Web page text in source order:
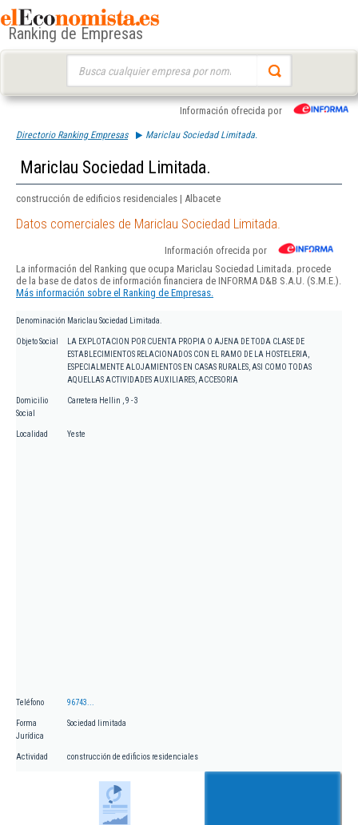
Ranking de Empresas
Información ofrecida por
Directorio Ranking Empresas Mariclau Sociedad Limitada.
Mariclau Sociedad Limitada.
construcción de edificios residenciales | Albacete
Datos comerciales de Mariclau Sociedad Limitada.
Información ofrecida por
La información del Ranking que ocupa Mariclau Sociedad Limitada. procede
de la base de datos de información financiera de INFORMA D&B S.A.U. (S.M.E.).
Más información sobre el Ranking de Empresas.
Denominación Mariclau Sociedad Limitada.
Objeto Social
LA EXPLOTACION POR CUENTA PROPIA O AJENA DE TODA CLASE DE
ESTABLECIMIENTOS RELACIONADOS CON EL RAMO DE LA HOSTELERIA,
ESPECIALMENTE ALOJAMIENTOS EN CASAS RURALES, ASI COMO TODAS
AQUELLAS ACTIVIDADES AUXILIARES, ACCESORIA
Domicilio
Social
Carretera Hellin , 9 - 3
Localidad Yeste
Teléfono 96743...
Forma
Jurídica
Sociedad limitada
Actividad construcción de edificios residenciales